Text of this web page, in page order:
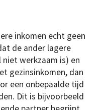
inkomen echt geen
de ander lagere
werkzaam is) en
gezinsinkomen, dan
een onbepaalde tijd
Dit is bijvoorbeeld